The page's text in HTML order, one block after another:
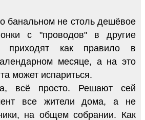
банальном не столь дешёвое
с "проводов" в другие
приходят как правило в
месяце, а на это
может испариться.
всё просто. Решают сей
все жители дома, а не
на общем собрании. Как